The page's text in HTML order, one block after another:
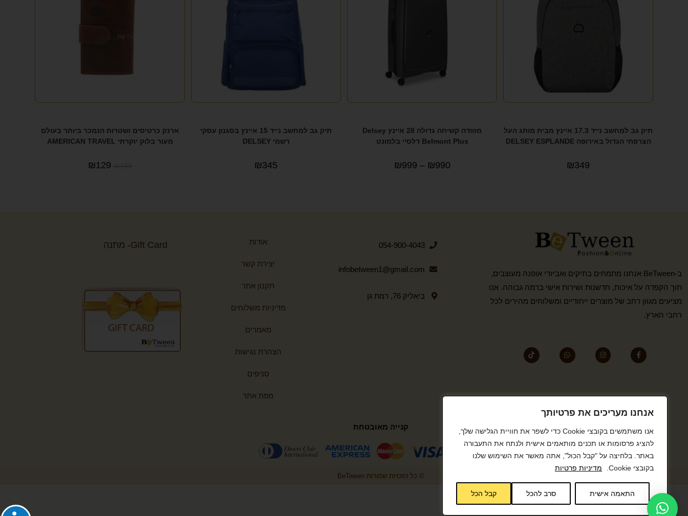
אנחנו מעריכים את פרטיותך
אנו משתמשים בקובצי Cookie כדי לשפר את חוויית הגלישה שלך,
להציג פרסומות או תכנים מותאמים אישית ולנתח את התעבורה
באתר. בלחיצה על "קבל הכול", אתה מאשר את השימוש שלנו
בקובצי Cookie.
מדיניות פרטיות
התאמה אישית סרב להכל קבל הכל
תיק גב למחשב נייד 17.3 איינץ מבית מותג העל
הצרפתי הגדול באירופה DELSEY ESPLANDE
₪349
מזוודה קשיחה גדולה 28 איינץ Delsey
Belmont Plus דלסיי בלמונט
₪990
–
₪999
תיק גב למחשב נייד 15 איינץ בסגנון עסקי
רשמי DELSEY
₪345
ארנק כרטיסים ושטרות הנמכר ביותר בעולם
מעור בלוק יוקרתי AMERICAN TRAVEL
₪199
₪129
ב-BeTween אנחנו מתמחים בתיקים ואביזרי אופנה מעוצבים,
תוך הקפדה על איכות, חדשנות ושירות אישי ברמה גבוהה. אנו
מציעים מגוון רחב של מוצרים ייחודיים ומשלוחים מהירים לכל
רחבי הארץ.
054-900-4043
infobetween1@gmail.com
ביאליק 76, רמת גן
אודות
יצירת קשר
תקנון אתר
מדיניות משלוחים
מאמרים
הצהרת נגישות
סניפים
מפת אתר
Gift Card- מתנה
קנייה מאובטחת
© כל הזכויות שמורות BeTween